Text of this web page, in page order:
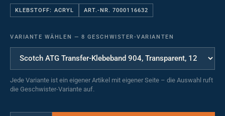
KLEBSTOFF: ACRYL ART.-NR. 7000116632
VARIANTE WÄHLEN — 8 GESCHWISTER-VARIANTEN
Jede Variante ist ein eigener Artikel mit eigener Seite – die Auswahl ruft
die Geschwister-Variante auf.